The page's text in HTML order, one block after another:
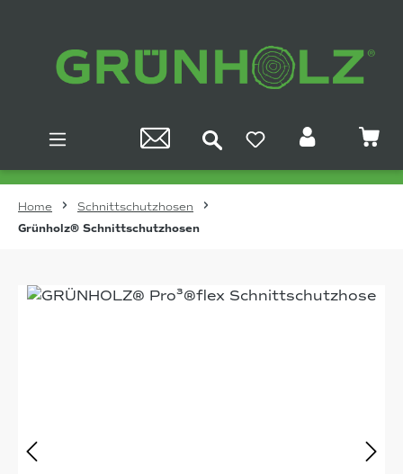
Home
Schnittschutzhosen
Grünholz® Schnittschutzhosen
Bildergalerie überspringen